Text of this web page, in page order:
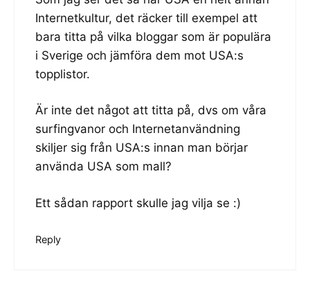
Internetkultur, det räcker till exempel att
bara titta på vilka bloggar som är populära
i Sverige och jämföra dem mot USA:s
topplistor.
Är inte det något att titta på, dvs om våra
surfingvanor och Internetanvändning
skiljer sig från USA:s innan man börjar
använda USA som mall?
Ett sådan rapport skulle jag vilja se :)
Reply